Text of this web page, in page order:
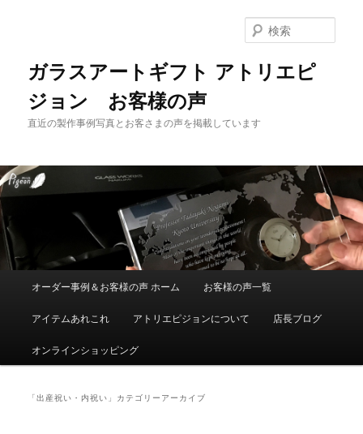
移
動
動
ガラスアートギフト アトリエピ
ジョン お客様の声
直近の製作事例写真とお客さまの声を掲載しています
索
ュ
オーダー事例＆お客様の声 ホーム お客様の声一覧
アイテムあれこれ アトリエピジョンについて 店長ブログ
オンラインショッピング
「出産祝い・内祝い 」カテゴリーアーカイブ